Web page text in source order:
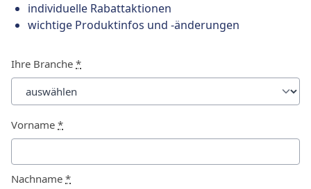
individuelle Rabattaktionen
wichtige Produktinfos und -änderungen
Ihre Branche *
Vorname *
Nachname *